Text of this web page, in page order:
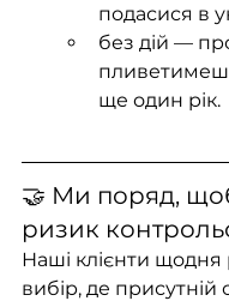
подасися в
без дій —
пливетимеш
ще один рік.
🤝 Ми поряд,
ризик
Наші клієнти щодня
вибір, де присутній